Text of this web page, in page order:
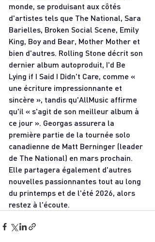
monde, se produisant aux côtés
d'artistes tels que The National, Sara
Barielles, Broken Social Scene, Emily
King, Boy and Bear, Mother Mother et
bien d'autres. Rolling Stone décrit son
dernier album autoproduit, I'd Be
Lying if I Said I Didn't Care, comme «
une écriture impressionnante et
sincère », tandis qu'AllMusic affirme
qu'il « s'agit de son meilleur album à
ce jour ». Georgas assurera la
première partie de la tournée solo
canadienne de Matt Berninger (leader
de The National) en mars prochain.
Elle partagera également d'autres
nouvelles passionnantes tout au long
du printemps et de l'été 2026, alors
restez à l'écoute.